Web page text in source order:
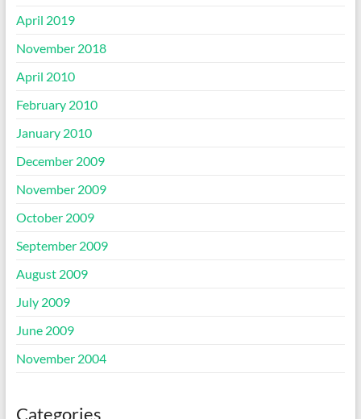
April 2019
November 2018
April 2010
February 2010
January 2010
December 2009
November 2009
October 2009
September 2009
August 2009
July 2009
June 2009
November 2004
Categories